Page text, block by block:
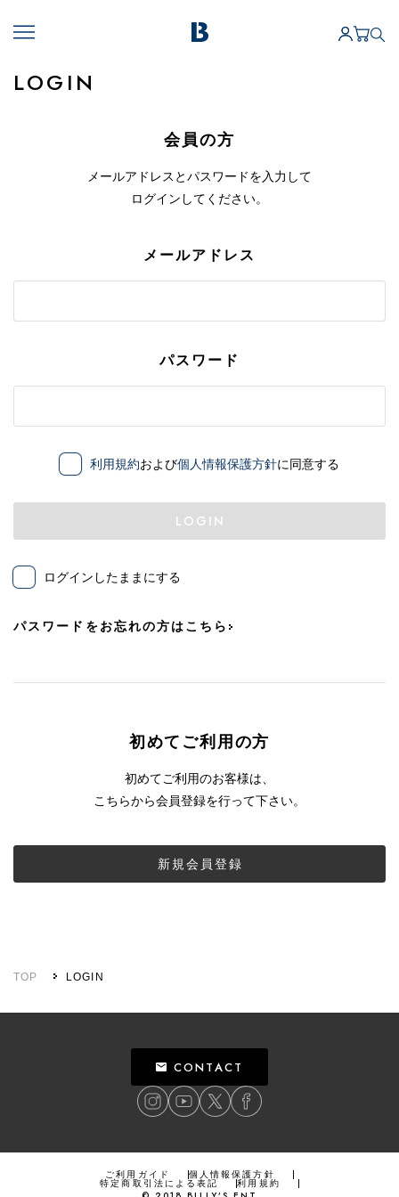
LOGIN
会員の方
メールアドレスとパスワードを入力して
ログインしてください。
メールアドレス
パスワード
利用規約および個人情報保護方針に同意する
LOGIN
ログインしたままにする
パスワードをお忘れの方はこちら
初めてご利用の方
初めてご利用のお客様は、
こちらから会員登録を行って下さい。
新規会員登録
TOP LOGIN
CONTACT
ご利用ガイド 個人情報保護方針
特定商取引法による表記
利用規約